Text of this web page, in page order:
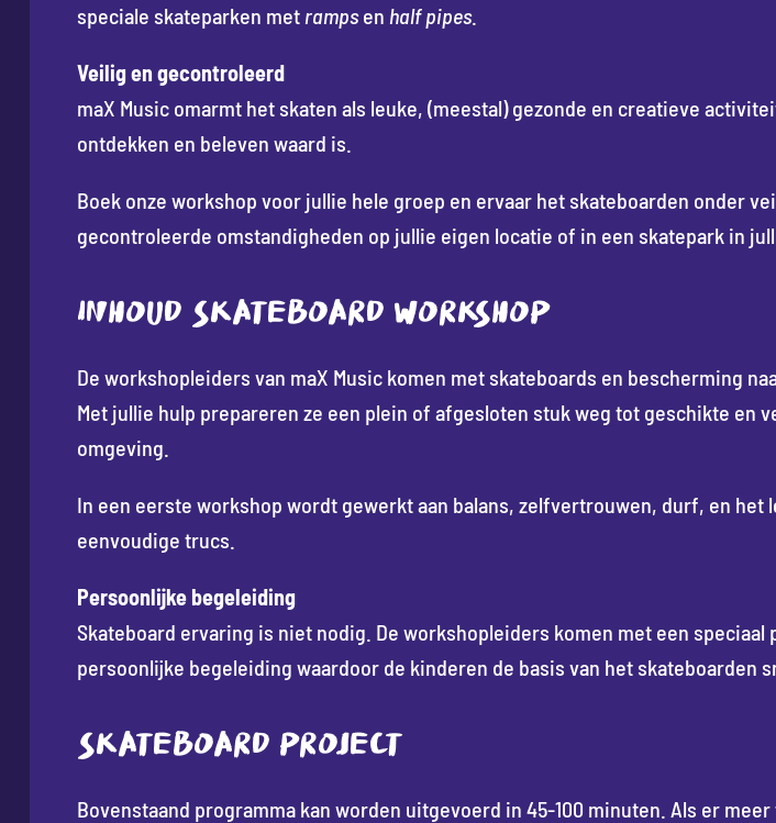
speciale skateparken met rampsen half pipes.
Veilig en gecontroleerd
maX Music omarmt het skaten als leuke, (meestal) gezonde en creatieve
ontdekken en beleven waard is.
Boek onze workshop voor jullie hele groep en ervaar het skateboarden onder
gecontroleerde omstandigheden op jullie eigen locatie of in een skatepark in
INHOUD SKATEBOARD WORKSHOP
De workshopleiders van maX Music komen met skateboards en bescherming
Met jullie hulp prepareren ze een plein of afgesloten stuk weg tot geschikte en
omgeving.
In een eerste workshop wordt gewerkt aan balans, zelfvertrouwen, durf, en het
eenvoudige trucs.
Persoonlijke begeleiding
Skateboard ervaring is niet nodig. De workshopleiders komen met een speciaal
persoonlijke begeleiding waardoor de kinderen de basis van het skateboarden
SKATEBOARD PROJECT
Bovenstaand programma kan worden uitgevoerd in 45-100 minuten. Als er